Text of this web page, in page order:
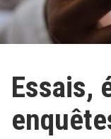
Essais,